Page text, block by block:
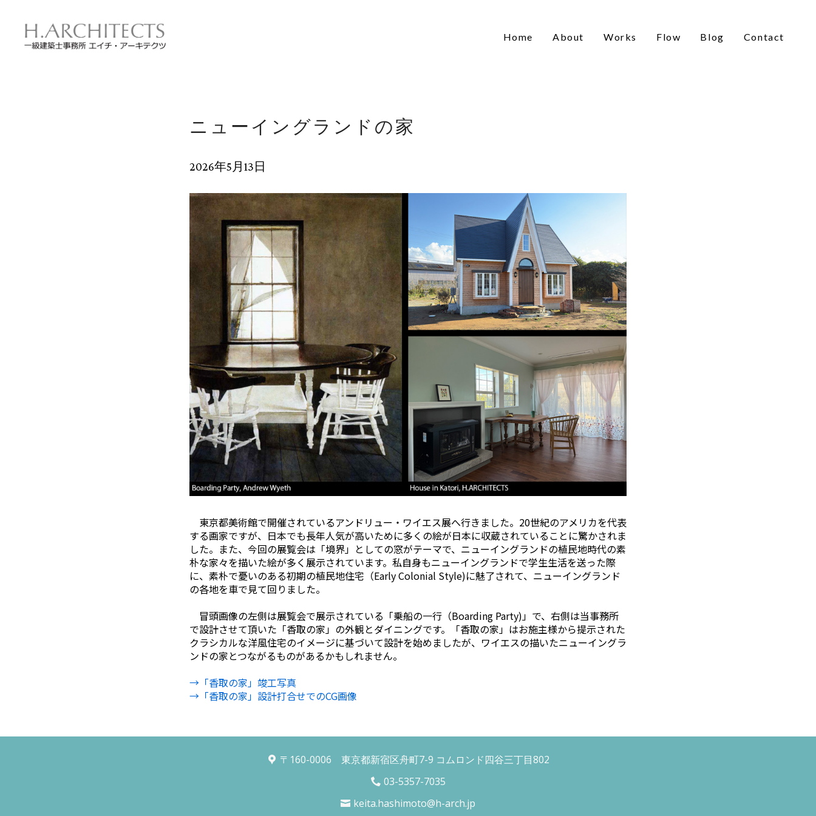
Home About Works Flow Blog Contact
ニューイングランドの家
2026年5月13日
東京都美術館で開催されているアンドリュー・ワイエス展へ行きました。20世紀のアメリカを代表
する画家ですが、日本でも長年人気が高いために多くの絵が日本に収蔵されていることに驚かされま
した。また、今回の展覧会は「境界」としての窓がテーマで、ニューイングランドの植民地時代の素
朴な家々を描いた絵が多く展示されています。私自身もニューイングランドで学生生活を送った際
に、素朴で憂いのある初期の植民地住宅（Early Colonial Style)に魅了されて、ニューイングランド
の各地を車で見て回りました。
冒頭画像の左側は展覧会で展示されている「乗船の一行（Boarding Party)」で、右側は当事務所
で設計させて頂いた「香取の家」の外観とダイニングです。「香取の家」はお施主様から提示された
クラシカルな洋風住宅のイメージに基づいて設計を始めましたが、ワイエスの描いたニューイングラ
ンドの家とつながるものがあるかもしれません。
→「香取の家」竣工写真
→「香取の家」設計打合せでのCG画像
〒160-0006 東京都新宿区舟町7-9 コムロンド四谷三丁目802
03-5357-7035
keita.hashimoto@h-arch.jp